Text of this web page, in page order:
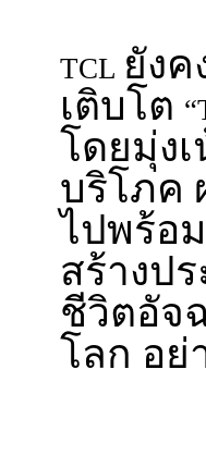
TCL ยัง
เติบโต
โดยมุ่ง
บริโภค
ไปพร้อ
สร้างป
ชีวิตอัจ
โลก อย่